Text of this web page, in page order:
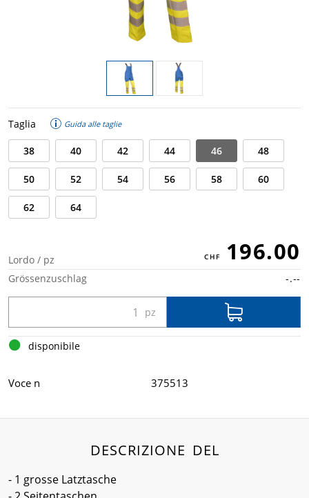
Taglia Guida alle taglie
38 40 42 44 46 48
50 52 54 56 58 60
62 64
Lordo / pz 196.00
Grössenzuschlag -.--
disponibile
Voce n 375513
DESCRIZIONE DEL
- 1 grosse Latztasche